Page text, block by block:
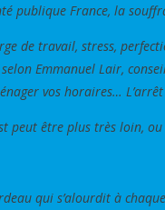
publique France, la
de travail, stress,
Emmanuel Lair,
vos horaires…
peut être plus très loin,
qui s’alourdit à